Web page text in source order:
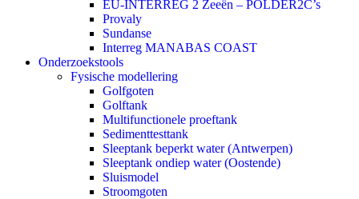
EU-INTERREG 2 Zeeën – POLDER2C’s
Provaly
Sundanse
Interreg MANABAS COAST
Onderzoekstools
Fysische modellering
Golfgoten
Golftank
Multifunctionele proeftank
Sedimenttesttank
Sleeptank beperkt water (Antwerpen)
Sleeptank ondiep water (Oostende)
Sluismodel
Stroomgoten